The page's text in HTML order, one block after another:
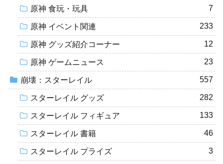
原神 食玩・玩具 7
原神 イベント関連 233
原神 グッズ紹介コーナー 12
原神 ゲームニュース 23
崩壊：スターレイル 557
スターレイル グッズ 282
スターレイル フィギュア 133
スターレイル 書籍 46
スターレイル プライズ 3